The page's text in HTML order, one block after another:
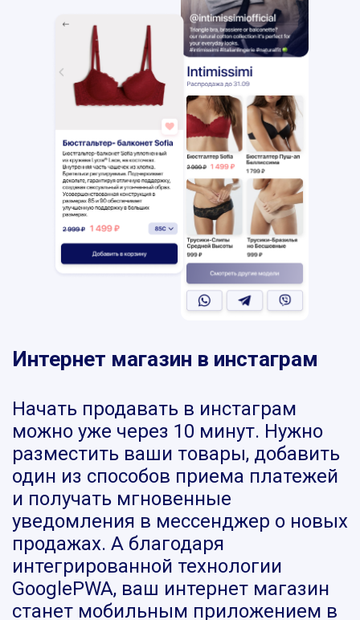
Интернет магазин в инстаграм
Начать продавать в инстаграм
можно уже через 10 минут. Нужно
разместить ваши товары, добавить
один из способов приема платежей
и получать мгновенные
уведомления в мессенджер о новых
продажах. А благодаря
интегрированной технологии
GooglePWA, ваш интернет магазин
станет мобильным приложением в